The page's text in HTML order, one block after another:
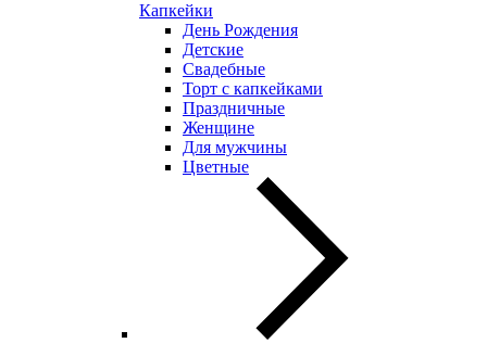
Капкейки
День Рождения
Детские
Свадебные
Торт с капкейками
Праздничные
Женщине
Для мужчины
Цветные